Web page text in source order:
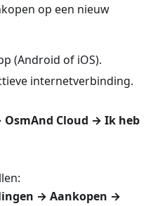
op een nieuw
(Android of iOS).
internetverbinding.
Cloud → Ik heb
→ Aankopen →